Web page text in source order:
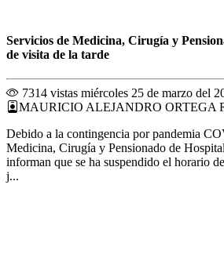
Servicios de Medicina, Cirugía y
de visita de la tarde
7314 vistas miércoles 25 de marzo del
MAURICIO ALEJANDRO ORTEGA
Debido a la contingencia por pandemia
Medicina, Cirugía y Pensionado de
informan que se ha suspendido el horario
j...